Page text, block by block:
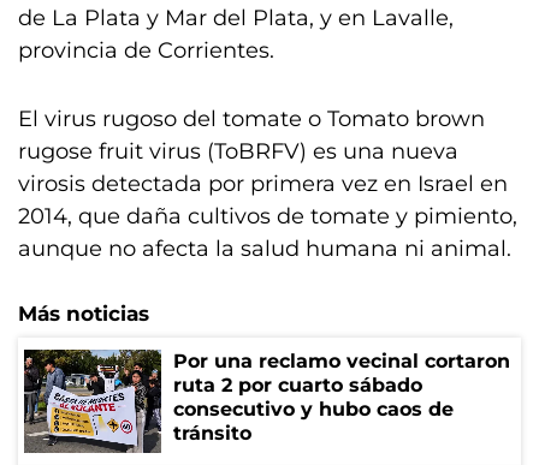
de La Plata y Mar del Plata, y en Lavalle,
provincia de Corrientes.
El virus rugoso del tomate o Tomato brown
rugose fruit virus (ToBRFV) es una nueva
virosis detectada por primera vez en Israel en
2014, que daña cultivos de tomate y pimiento,
aunque no afecta la salud humana ni animal.
Más noticias
Por una reclamo vecinal cortaron
ruta 2 por cuarto sábado
consecutivo y hubo caos de
tránsito